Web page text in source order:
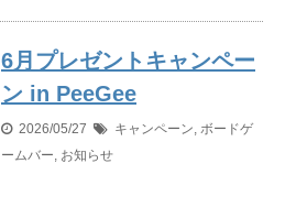
6月プレゼントキャンペー
ン in PeeGee
2026/05/27 キャンペーン ボードゲ
ームバー お知らせ